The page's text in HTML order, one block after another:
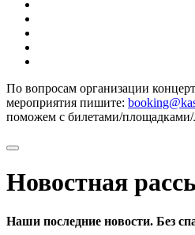
По вопросам организации
мероприятия пишите:
поможем с билетами/площадками/
Новостная
Наши последние новости. Без